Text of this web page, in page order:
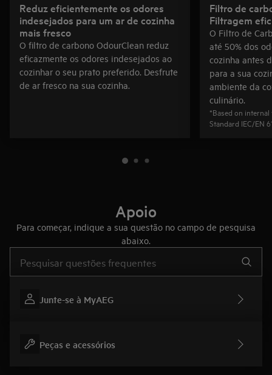
Reduz eficientemente os odores
indesejados para um ar de cozinha
mais fresco
O filtro de carbono OdourClean reduz
eficazmente os odores indesejados ao
cozinhar o seu prato preferido. Desfrute
de ar fresco na sua cozinha.
Filtro de
Filtragem
O Filtro de
até 50% dos
cozinha antes
para a sua
ambiente da
culinário.
*Based on
Standard IEC/EN
Apoio
Para começar, indique a sua questão no campo de pesquisa
abaixo.
Junte-se à MyAEG
Peças e acessórios